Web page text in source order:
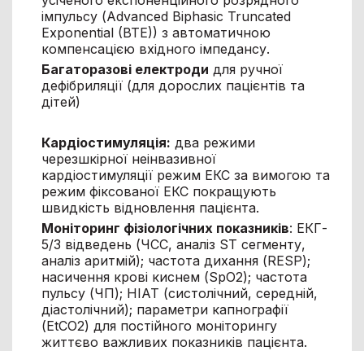
імпульсу (Advanced Biphasic Truncated
Exponential (BTE)) з автоматичною
компенсацією вхідного імпедансу.
Багаторазові електроди для ручної
дефібриляції (для дорослих пацієнтів та
дітей)
Кардіостимуляція: два режими
черезшкірної неінвазивної
кардіостимуляції режим ЕКС за вимогою та
режим фіксованої ЕКС покращують
швидкість відновлення пацієнта.
Моніторинг фізіологічних показників: ЕКГ-
5/3 відведень (ЧСС, аналіз ST сегменту,
аналіз аритмій); частота дихання (RESP);
насичення крові киснем (SpO2); частота
пульсу (ЧП); НІАТ (систолічний, середній,
діастолічний); параметри капнографії
(EtCO2) для постійного моніторингу
життєво важливих показників пацієнта.